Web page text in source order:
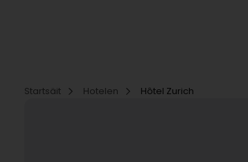
Startsäit
Hotelen Hôtel Zurich